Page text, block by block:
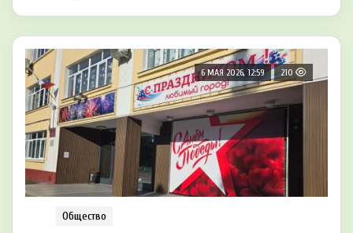
6 МАЯ 2026, 12:59 210
Общество